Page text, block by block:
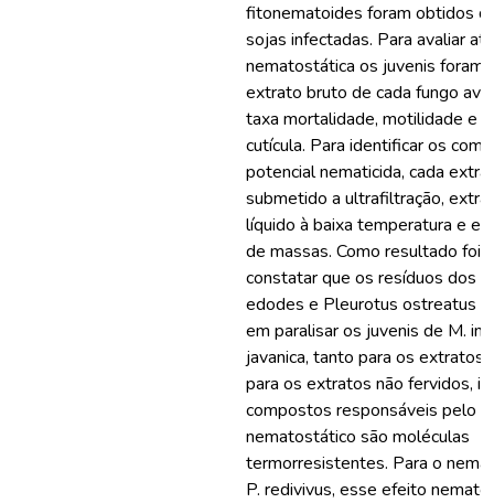
fitonematoides foram obtidos
sojas infectadas. Para avaliar
nematostática os juvenis foram
extrato bruto de cada fungo
taxa mortalidade, motilidade e
cutícula. Para identificar os
potencial nematicida, cada
submetido a ultrafiltração,
líquido à baixa temperatura e
de massas. Como resultado foi
constatar que os resíduos dos
edodes e Pleurotus ostreatus
em paralisar os juvenis de M.
javanica, tanto para os extratos
para os extratos não fervidos,
compostos responsáveis pelo
nematostático são moléculas
termorresistentes. Para o
P. redivivus, esse efeito